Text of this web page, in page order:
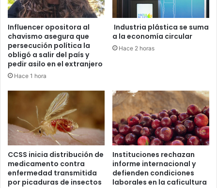
Influencer opositora al
chavismo asegura que
persecución política la
obligó a salir del país y
pedir asilo en el extranjero
Hace 1 hora
Industria plástica se suma
a la economía circular
Hace 2 horas
CCSS inicia distribución de
medicamento contra
enfermedad transmitida
por picaduras de insectos
Instituciones rechazan
informe internacional y
defienden condiciones
laborales en la caficultura